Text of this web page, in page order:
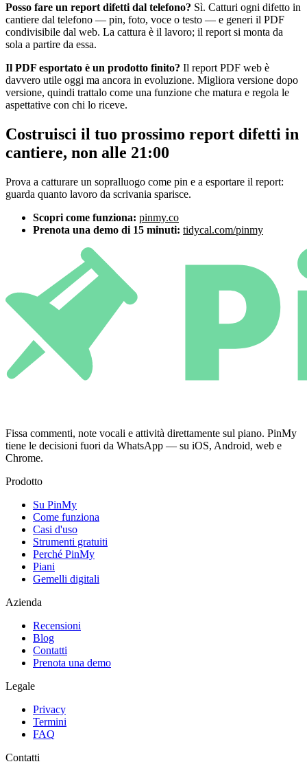
Posso fare un report difetti dal telefono? Sì. Catturi ogni difetto in
cantiere dal telefono — pin, foto, voce o testo — e generi il PDF
condivisibile dal web. La cattura è il lavoro; il report si monta da
sola a partire da essa.
Il PDF esportato è un prodotto finito? Il report PDF web è
davvero utile oggi ma ancora in evoluzione. Migliora versione dopo
versione, quindi trattalo come una funzione che matura e regola le
aspettative con chi lo riceve.
Costruisci il tuo prossimo report difetti in
cantiere, non alle 21:00
Prova a catturare un sopralluogo come pin e a esportare il report:
guarda quanto lavoro da scrivania sparisce.
Scopri come funziona: pinmy.co
Prenota una demo di 15 minuti: tidycal.com/pinmy
Fissa commenti, note vocali e attività direttamente sul piano. PinMy
tiene le decisioni fuori da WhatsApp — su iOS, Android, web e
Chrome.
Prodotto
Su PinMy
Come funziona
Casi d'uso
Strumenti gratuiti
Perché PinMy
Piani
Gemelli digitali
Azienda
Recensioni
Blog
Contatti
Prenota una demo
Legale
Privacy
Termini
FAQ
Contatti